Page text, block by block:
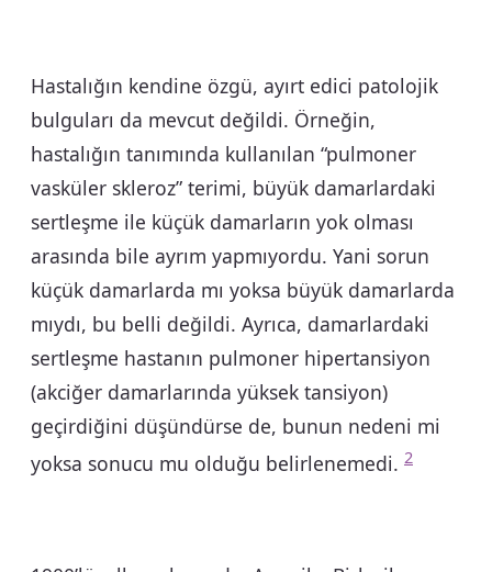
Hastalığın kendine özgü, ayırt edici patolojik
bulguları da mevcut değildi. Örneğin,
hastalığın tanımında kullanılan “pulmoner
vasküler skleroz” terimi, büyük damarlardaki
sertleşme ile küçük damarların yok olması
arasında bile ayrım yapmıyordu. Yani sorun
küçük damarlarda mı yoksa büyük damarlarda
mıydı, bu belli değildi. Ayrıca, damarlardaki
sertleşme hastanın pulmoner hipertansiyon
(akciğer damarlarında yüksek tansiyon)
geçirdiğini düşündürse de, bunun nedeni mi
yoksa sonucu mu olduğu belirlenemedi. 2